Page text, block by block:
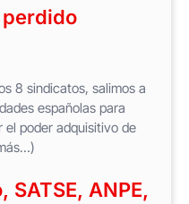
8 sindicatos, salimos a
españolas para
el poder adquisitivo de
SATSE, ANPE,